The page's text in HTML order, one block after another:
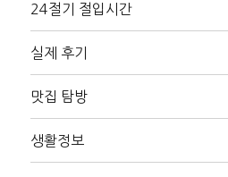
24절기 절입시간
실제 후기
맛집 탐방
생활정보